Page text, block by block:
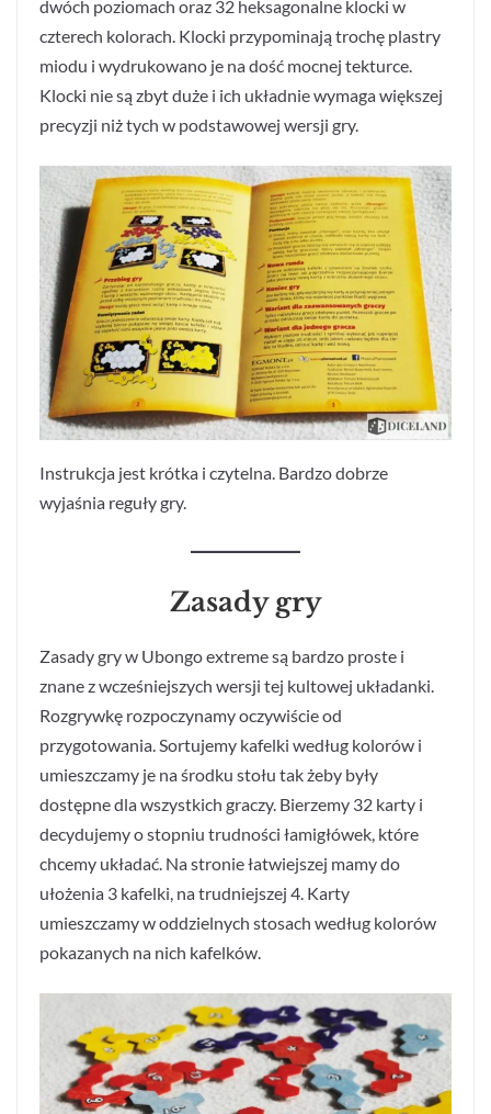
dwóch poziomach oraz 32 heksagonalne klocki w
czterech kolorach. Klocki przypominają trochę plastry
miodu i wydrukowano je na dość mocnej tekturce.
Klocki nie są zbyt duże i ich układnie wymaga większej
precyzji niż tych w podstawowej wersji gry.
Instrukcja jest krótka i czytelna. Bardzo dobrze
wyjaśnia reguły gry.
Zasady gry
Zasady gry w Ubongo extreme są bardzo proste i
znane z wcześniejszych wersji tej kultowej układanki.
Rozgrywkę rozpoczynamy oczywiście od
przygotowania. Sortujemy kafelki według kolorów i
umieszczamy je na środku stołu tak żeby były
dostępne dla wszystkich graczy. Bierzemy 32 karty i
decydujemy o stopniu trudności łamigłówek, które
chcemy układać. Na stronie łatwiejszej mamy do
ułożenia 3 kafelki, na trudniejszej 4. Karty
umieszczamy w oddzielnych stosach według kolorów
pokazanych na nich kafelków.